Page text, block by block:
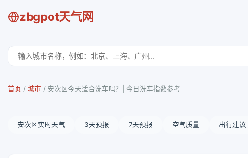
zbgpot天气网
首页 / 城市 / 安次区今天适合洗车吗？| 今日洗车指数参考
安次区实时天气 3天预报 7天预报 空气质量 出行建议